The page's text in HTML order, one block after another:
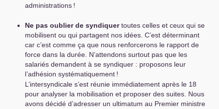
administrations !
Ne pas oublier de syndiquertoutes celles et ceux qui se
mobilisent ou qui partagent nos idées. C’est déterminant
car c’est comme ça que nous renforcerons le rapport de
force dans la durée. N’attendons surtout pas que les
salariés demandent à se syndiquer : proposons­ leur
l’adhésion systématiquement !
L’intersyndicale s’est réunie immédiatement après le 18
pour analyser la mobilisation et proposer des suites. Nous
avons décidé d’adresser un ultimatum au Premier ministre